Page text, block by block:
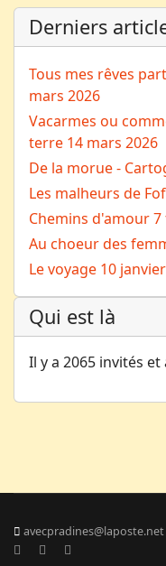
Derniers
Tous mes rêves
mars 2026
Vacarmes ou
terre 14 mars 2026
De la morue -
Les malheurs de
Chemins d'amour7
Au choeur des
Le voyage 10
Qui est là
Il y a 2065 invités
avecpradines@laposte.net